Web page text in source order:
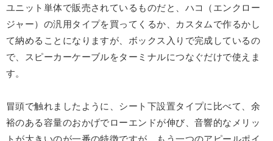
ユニット単体で販売されているものだと、ハコ（エンクロー
ジャー）の汎用タイプを買ってくるか、カスタムで作るかし
て納めることになりますが、ボックス入りで完成しているの
で、スピーカーケーブルをターミナルにつなぐだけで使えま
す。
冒頭で触れましたように、シート下設置タイプに比べて、余
裕のある容量のおかげでローエンドが伸び、音響的なメリッ
トが大きいのが一番の特徴ですが、もう一つのアピールポイ